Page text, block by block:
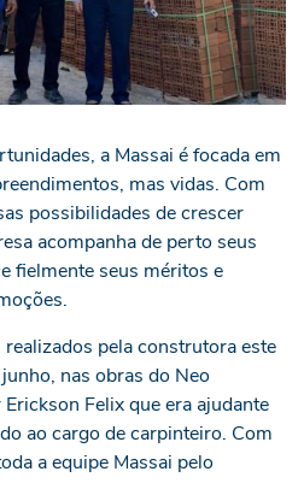
a Massai é focada em
mas vidas. Com
possibilidades de crescer
acompanha de perto seus
fielmente seus méritos e
pela construtora este
nas obras do Neo
Felix que era ajudante
ao cargo de carpinteiro. Com
a equipe Massai pelo